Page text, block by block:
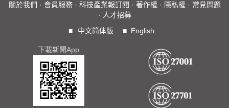
關於我們 · 會員服務· 科技產業報訂閱 · 著作權· 隱私權· 常見問題
· 人才招募
■
中文简体版 ■ English
下載新聞App